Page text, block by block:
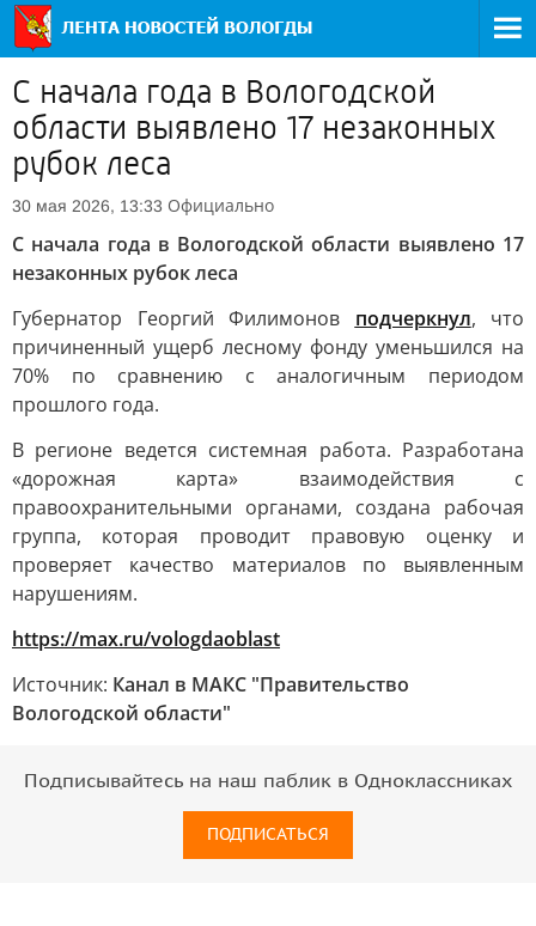
С начала года в Вологодской
области выявлено 17 незаконных
рубок леса
30 мая 2026, 13:33 Официально
С начала года в Вологодской области выявлено 17
незаконных рубок леса
Губернатор Георгий Филимонов подчеркнул, что
причиненный ущерб лесному фонду уменьшился на
70% по сравнению с аналогичным периодом
прошлого года.
В регионе ведется системная работа. Разработана
«дорожная карта» взаимодействия с
правоохранительными органами, создана рабочая
группа, которая проводит правовую оценку и
проверяет качество материалов по выявленным
нарушениям.
https://max.ru/vologdaoblast
Источник: Канал в МАКС "Правительство
Вологодской области"
Подписывайтесь на наш паблик в Одноклассниках
ПОДПИСАТЬСЯ